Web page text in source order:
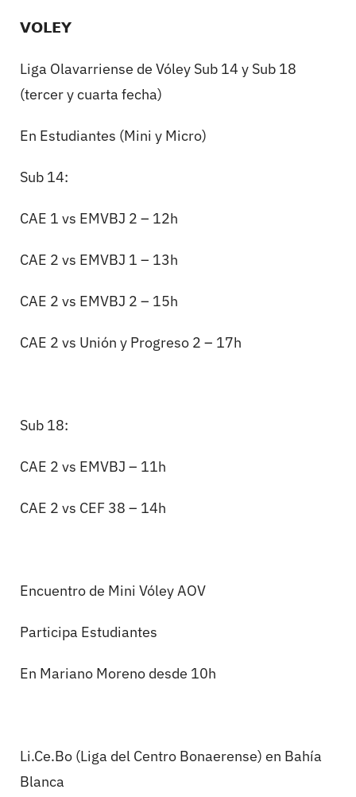
𝗩𝗢𝗟𝗘𝗬
Liga Olavarriense de Vóley Sub 14 y Sub 18
(tercer y cuarta fecha)
En Estudiantes (Mini y Micro)
Sub 14:
CAE 1 vs EMVBJ 2 – 12h
CAE 2 vs EMVBJ 1 – 13h
CAE 2 vs EMVBJ 2 – 15h
CAE 2 vs Unión y Progreso 2 – 17h
Sub 18:
CAE 2 vs EMVBJ – 11h
CAE 2 vs CEF 38 – 14h
Encuentro de Mini Vóley AOV
Participa Estudiantes
En Mariano Moreno desde 10h
Li.Ce.Bo (Liga del Centro Bonaerense) en Bahía
Blanca